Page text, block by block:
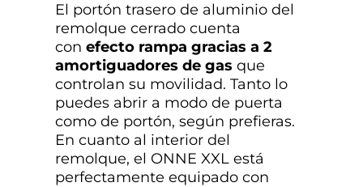
El portón trasero de aluminio del
remolque cerrado cuenta
con efecto rampa gracias a 2
amortiguadores de gas que
controlan su movilidad. Tanto lo
puedes abrir a modo de puerta
como de portón, según prefieras.
En cuanto al interior del
remolque, el ONNE XXL está
perfectamente equipado con